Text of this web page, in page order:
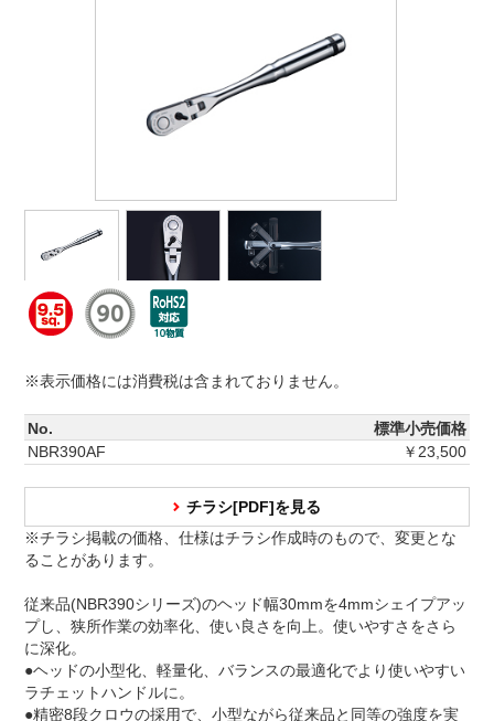
※表示価格には消費税は含まれておりません。
No.
標準小売価格
NBR390AF
￥23,500
チラシ[PDF]を見る
※チラシ掲載の価格、仕様はチラシ作成時のもので、変更とな
ることがあります。
従来品(NBR390シリーズ)のヘッド幅30mmを4mmシェイプアッ
プし、狭所作業の効率化、使い良さを向上。使いやすさをさら
に深化。
●ヘッドの小型化、軽量化、バランスの最適化でより使いやすい
ラチェットハンドルに。
●精密8段クロウの採用で、小型ながら従来品と同等の強度を実